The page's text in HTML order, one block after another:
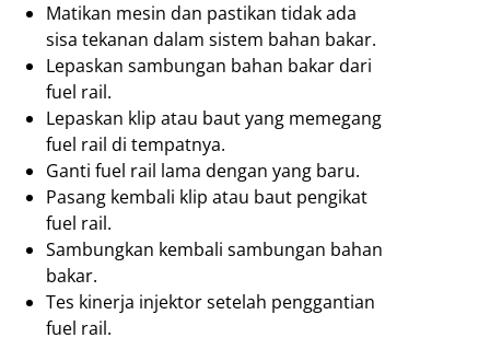
Matikan mesin dan pastikan tidak ada
sisa tekanan dalam sistem bahan bakar.
Lepaskan sambungan bahan bakar dari
fuel rail.
Lepaskan klip atau baut yang memegang
fuel rail di tempatnya.
Ganti fuel rail lama dengan yang baru.
Pasang kembali klip atau baut pengikat
fuel rail.
Sambungkan kembali sambungan bahan
bakar.
Tes kinerja injektor setelah penggantian
fuel rail.